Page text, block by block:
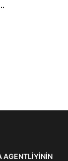
AGENTLİYİNİN